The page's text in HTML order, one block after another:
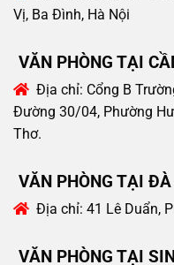
Vị, Ba Đình, Hà Nội
VĂN PHÒNG TẠI
Địa chỉ: Cổng B
Đường 30/04, Phường
Thơ.
VĂN PHÒNG TẠI
Địa chỉ: 41 Lê Duẩn,
VĂN PHÒNG TẠI